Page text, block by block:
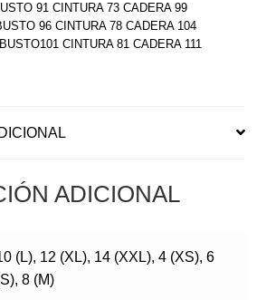
91 CINTURA 73 CADERA 99
96 CINTURA 78 CADERA 104
CINTURA 81 CADERA 111
ADICIONAL
(L), 12 (XL), 14 (XXL), 4 (XS), 6
8 (M)